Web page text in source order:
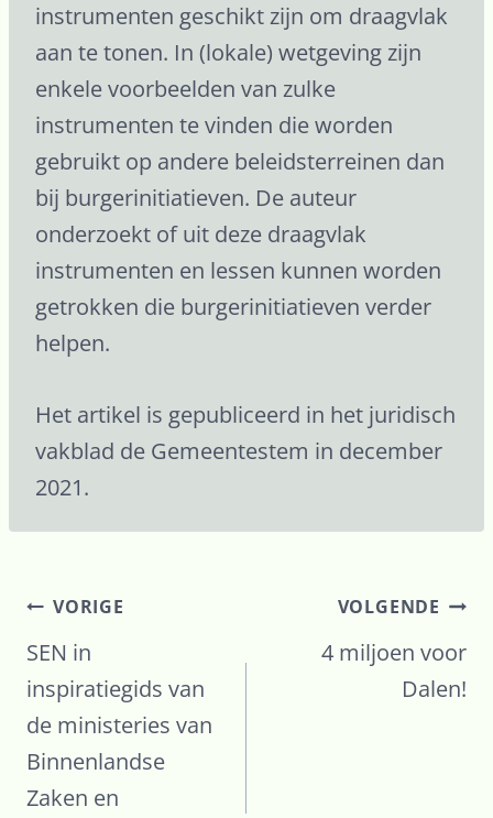
instrumenten geschikt zijn om draagvlak
aan te tonen. In (lokale) wetgeving zijn
enkele voorbeelden van zulke
instrumenten te vinden die worden
gebruikt op andere beleidsterreinen dan
bij burgerinitiatieven. De auteur
onderzoekt of uit deze draagvlak
instrumenten en lessen kunnen worden
getrokken die burgerinitiatieven verder
helpen.
Het artikel is gepubliceerd in het juridisch
vakblad de Gemeentestem in december
2021.
Bericht
navigatie
VORIGE
SEN in
inspiratiegids van
de ministeries van
Binnenlandse
Zaken en
VOLGENDE
4 miljoen voor
Dalen!